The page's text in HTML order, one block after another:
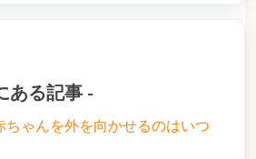
ある記事 -
ゃんを外を向かせるのはいつ